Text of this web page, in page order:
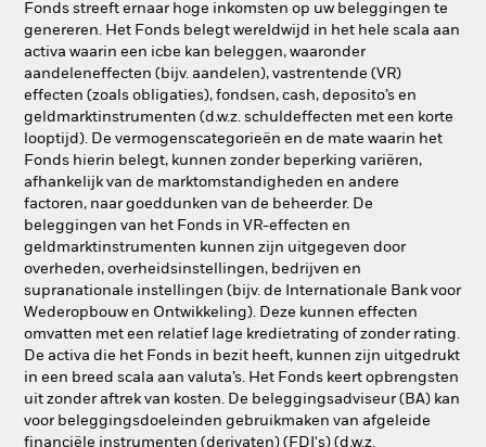
Fonds streeft ernaar hoge inkomsten op uw beleggingen te
genereren. Het Fonds belegt wereldwijd in het hele scala aan
activa waarin een icbe kan beleggen, waaronder
aandeleneffecten (bijv. aandelen), vastrentende (VR)
effecten (zoals obligaties), fondsen, cash, deposito’s en
geldmarktinstrumenten (d.w.z. schuldeffecten met een korte
looptijd). De vermogenscategorieën en de mate waarin het
Fonds hierin belegt, kunnen zonder beperking variëren,
afhankelijk van de marktomstandigheden en andere
factoren, naar goeddunken van de beheerder. De
beleggingen van het Fonds in VR-effecten en
geldmarktinstrumenten kunnen zijn uitgegeven door
overheden, overheidsinstellingen, bedrijven en
supranationale instellingen (bijv. de Internationale Bank voor
Wederopbouw en Ontwikkeling). Deze kunnen effecten
omvatten met een relatief lage kredietrating of zonder rating.
De activa die het Fonds in bezit heeft, kunnen zijn uitgedrukt
in een breed scala aan valuta’s. Het Fonds keert opbrengsten
uit zonder aftrek van kosten. De beleggingsadviseur (BA) kan
voor beleggingsdoeleinden gebruikmaken van afgeleide
financiële instrumenten (derivaten) (FDI's) (d.w.z.